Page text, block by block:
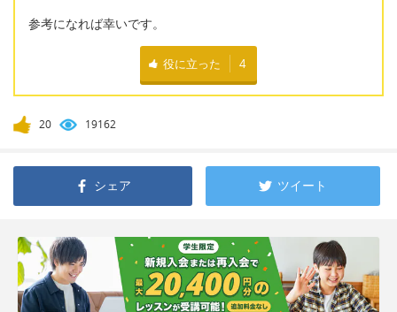
参考になれば幸いです。
役に立った 4
20 19162
シェア ツイート